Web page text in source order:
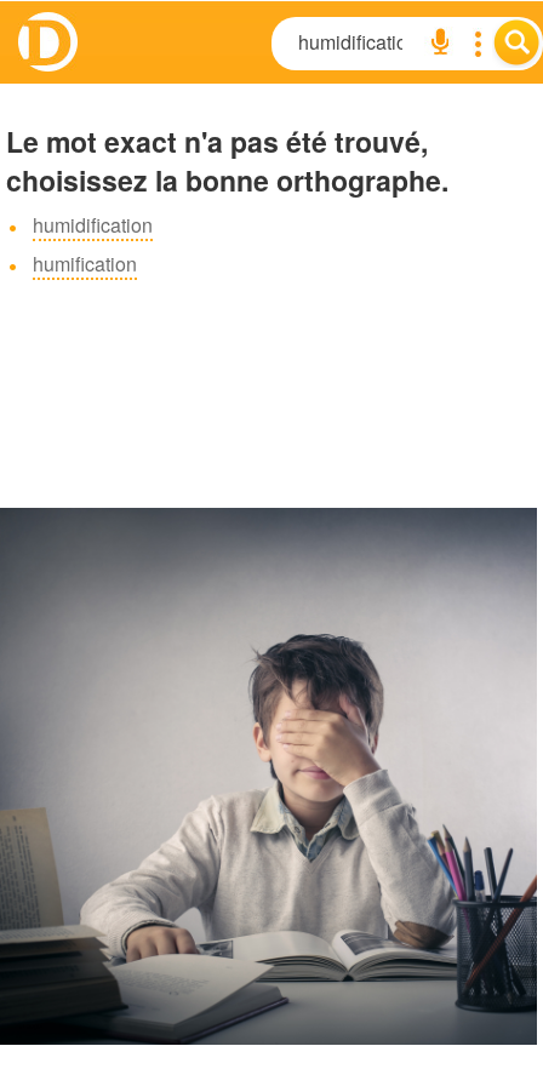
Le mot exact n'a pas été trouvé,
choisissez la bonne orthographe.
humidification
humification